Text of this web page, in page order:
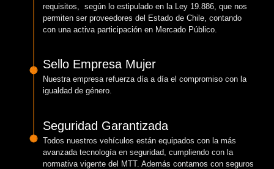
requisitos, según lo estipulado en la Ley 19.886, que nos
permiten ser proveedores del Estado de Chile, contando
con una activa participación en Mercado Público.
Sello Empresa Mujer
Nuestra empresa refuerza día a día el compromiso con la
igualdad de género.
Seguridad Garantizada
Todos nuestros vehículos están equipados con la más
avanzada tecnología en seguridad, cumpliendo con la
normativa vigente del MTT. Además contamos con seguros